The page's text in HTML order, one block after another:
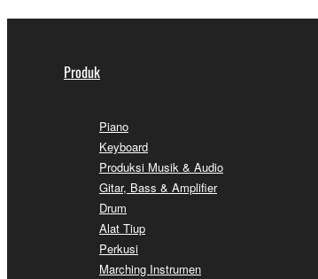
Produk
Piano
Keyboard
Produksi Musik & Audio
Gitar, Bass & Amplifier
Drum
Alat Tiup
Perkusi
Marching Instrumen